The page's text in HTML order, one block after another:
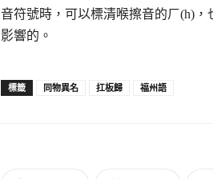
音符號時，可以標清喉擦音的ㄏ(h)
影響的。
標籤 同物異名 扛板歸 福州語